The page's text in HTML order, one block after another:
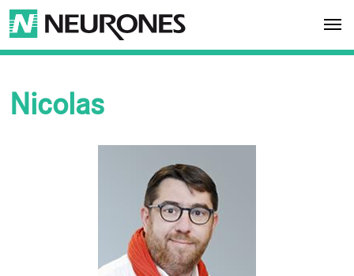
Aller au contenu principal
NEURONES
Nicolas